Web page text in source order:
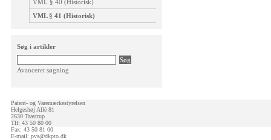
VML § 40 (Historisk)
VML § 41 (Historisk)
Søg i artikler
Avanceret søgning
Patent- og Varemærkestyrelsen
Helgeshøj Allé 81
2630 Taastrup
Tlf: 43 50 80 00
Fax: 43 50 81 00
E-mail: pvs@dkpto.dk